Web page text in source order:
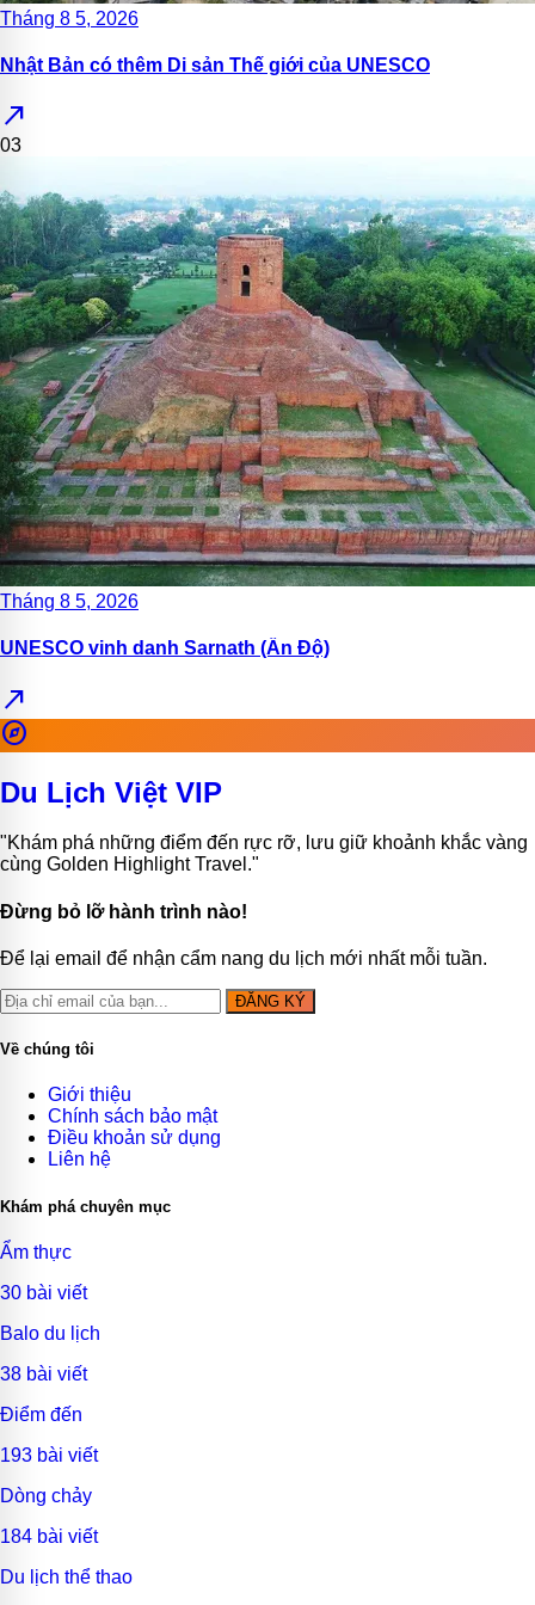
Tháng 8 5, 2026
Nhật Bản có thêm Di sản Thế giới của UNESCO
north_east
03
Tháng 8 5, 2026
UNESCO vinh danh Sarnath (Ấn Độ)
north_east
explore
Du Lịch Việt VIP
"Khám phá những điểm đến rực rỡ, lưu giữ khoảnh khắc vàng
cùng Golden Highlight Travel."
Đừng bỏ lỡ hành trình nào!
Để lại email để nhận cẩm nang du lịch mới nhất mỗi tuần.
ĐĂNG KÝ
Về chúng tôi
Giới thiệu
Chính sách bảo mật
Điều khoản sử dụng
Liên hệ
Khám phá chuyên mục
Ẩm thực
30 bài viết
Balo du lịch
38 bài viết
Điểm đến
193 bài viết
Dòng chảy
184 bài viết
Du lịch thể thao